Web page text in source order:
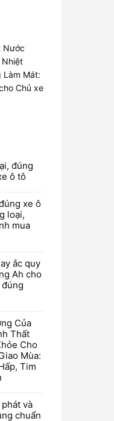
Nước
Nhiệt
Làm Mát:
Chủ xe
đúng
ô tô
xe ô
loại,
mua
ắc quy
Ah cho
Của
Thất
Cho
Mùa:
Tim
và
chuẩn